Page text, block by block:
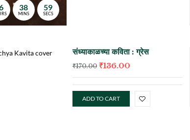
38
MINS
58
SECS
संध्याकाळच्या कविता : ग्रेस
₹170.00 ₹136.00
ADD TO CART